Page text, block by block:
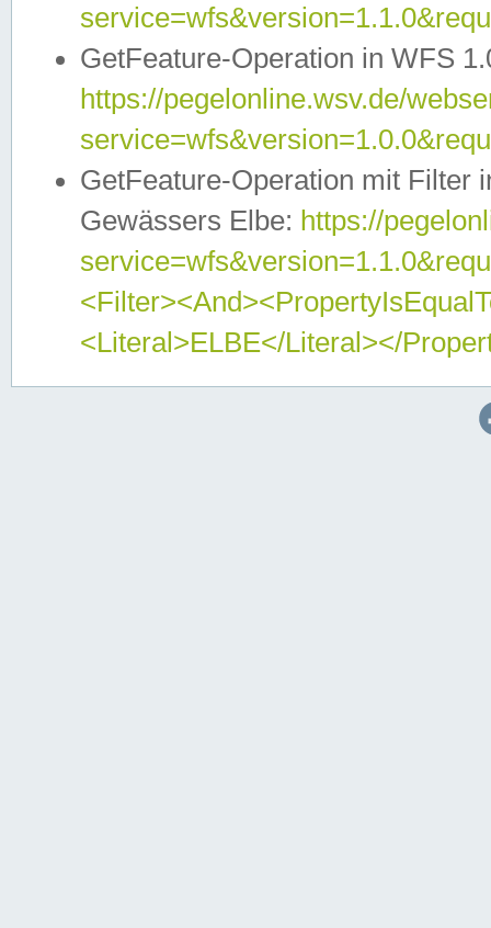
GetFeature-Operation in WFS
https://pegelonline.wsv.de/
GetFeature-Operation mit Filter
Gewässers Elbe: https://
<Literal>ELBE</Literal></